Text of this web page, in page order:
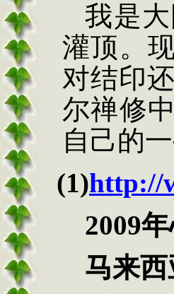
我是
灌顶。
对结印
尔禅修
自己的
(1)http://
2009
马来